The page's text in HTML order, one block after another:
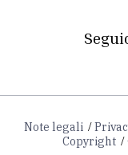
Note legali
Copyright